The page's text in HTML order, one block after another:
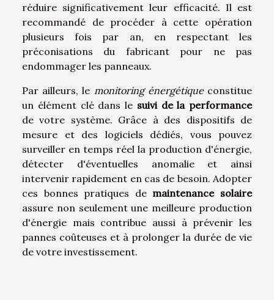
réduire significativement leur efficacité. Il est
recommandé de procéder à cette opération
plusieurs fois par an, en respectant les
préconisations du fabricant pour ne pas
endommager les panneaux.
Par ailleurs, le monitoring énergétiqueconstitue
un élément clé dans le suivi de la performance
de votre système. Grâce à des dispositifs de
mesure et des logiciels dédiés, vous pouvez
surveiller en temps réel la production d'énergie,
détecter d'éventuelles anomalie et ainsi
intervenir rapidement en cas de besoin. Adopter
ces bonnes pratiques de maintenance solaire
assure non seulement une meilleure production
d'énergie mais contribue aussi à prévenir les
pannes coûteuses et à prolonger la durée de vie
de votre investissement.